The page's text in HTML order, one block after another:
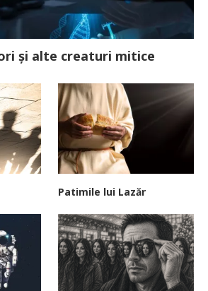
și alte creaturi mitice
Patimile lui Lazăr